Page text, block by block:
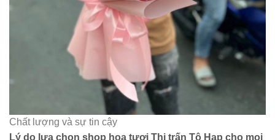
Chất lượng và sự tin cậy
Lý do lựa chọn shop hoa tươi Thị trấn Tô Hạp cho mọi